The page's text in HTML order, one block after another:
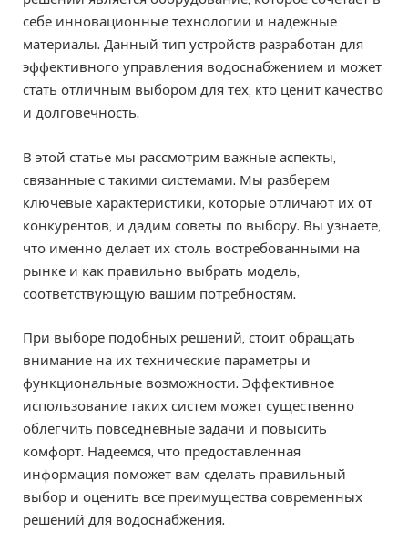
себе инновационные технологии и надежные
материалы. Данный тип устройств разработан для
эффективного управления водоснабжением и может
стать отличным выбором для тех, кто ценит качество
и долговечность.
В этой статье мы рассмотрим важные аспекты,
связанные с такими системами. Мы разберем
ключевые характеристики, которые отличают их от
конкурентов, и дадим советы по выбору. Вы узнаете,
что именно делает их столь востребованными на
рынке и как правильно выбрать модель,
соответствующую вашим потребностям.
При выборе подобных решений, стоит обращать
внимание на их технические параметры и
функциональные возможности. Эффективное
использование таких систем может существенно
облегчить повседневные задачи и повысить
комфорт. Надеемся, что предоставленная
информация поможет вам сделать правильный
выбор и оценить все преимущества современных
решений для водоснабжения.